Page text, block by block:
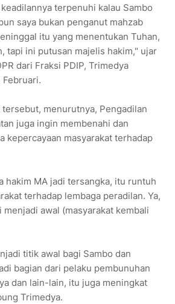
terpenuhi kalau Sambo
saya bukan penganut mahzab
itu yang menentukan Tuhan,
tapi ini putusan majelis hakim," ujar
dari Fraksi PDIP, Trimedya
Februari.
menurutnya, Pengadilan
juga ingin membenahi dan
kepercayaan masyarakat terhadap
hakim MA jadi tersangka, itu runtuh
terhadap lembaga peradilan. Ya,
awal (masyarakat kembali
titik awal bagi Sambo dan
bagian dari pelaku pembunuhan
dan lain-lain, itu juga meningkat
Trimedya.